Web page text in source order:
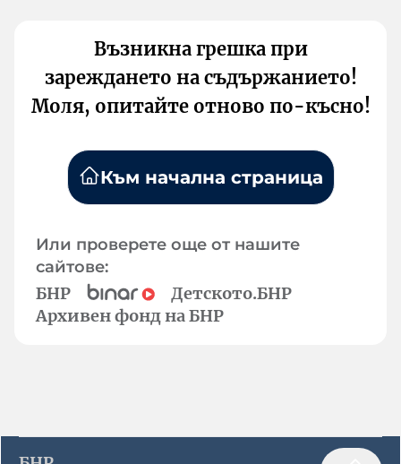
Възникна грешка при
зареждането на съдържанието!
Моля, опитайте отново по-късно!
Към начална страница
Или проверете още от нашите
сайтове:
БНР
Детското.БНР
Архивен фонд на БНР